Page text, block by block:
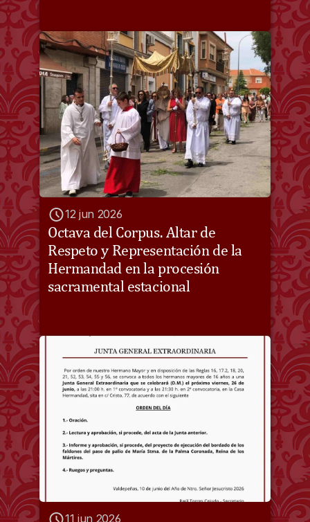
12 jun 2026
Octava del Corpus. Altar de
Respeto y Representación de la
Hermandad en la procesión
sacramental estacional
11 jun 2026